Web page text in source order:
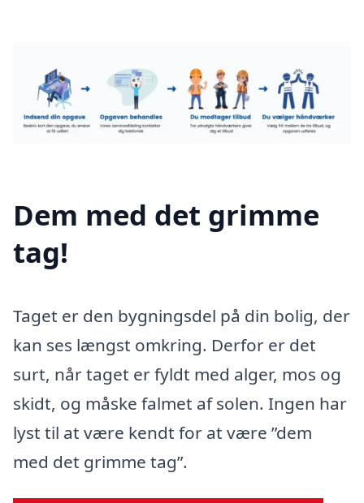
Dem med det grimme
tag!
Taget er den bygningsdel på din bolig, der
kan ses længst omkring. Derfor er det
surt, når taget er fyldt med alger, mos og
skidt, og måske falmet af solen. Ingen har
lyst til at være kendt for at være ”dem
med det grimme tag”.